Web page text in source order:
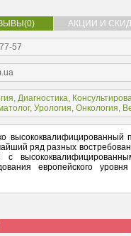
АКЦИИ И
57
, Диагностика,
, Урология, Онкология,
высококвалифицированный
ряд разных
с
европейского